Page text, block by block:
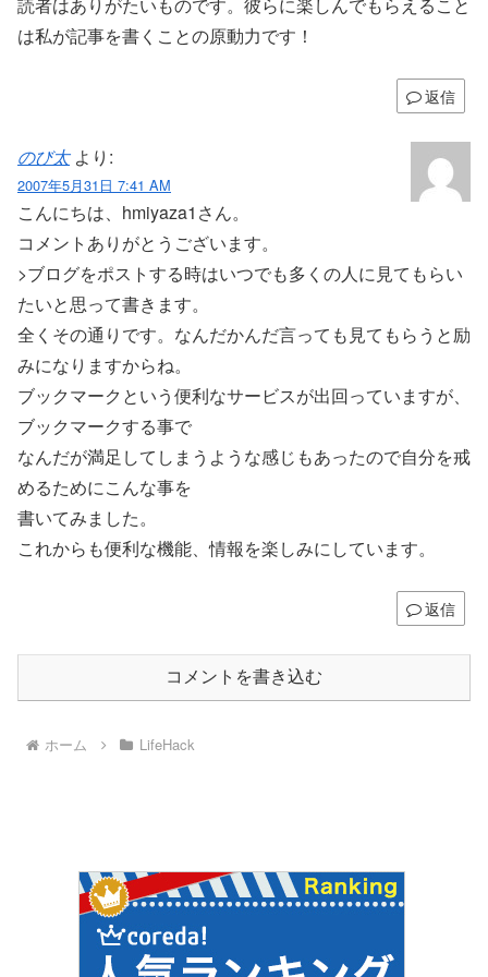
読者はありがたいものです。彼らに楽しんでもらえること
は私が記事を書くことの原動力です！
返信
のび太 より:
2007年5月31日 7:41 AM
こんにちは、hmiyaza1さん。
コメントありがとうございます。
>ブログをポストする時はいつでも多くの人に見てもらい
たいと思って書きます。
全くその通りです。なんだかんだ言っても見てもらうと励
みになりますからね。
ブックマークという便利なサービスが出回っていますが、
ブックマークする事で
なんだが満足してしまうような感じもあったので自分を戒
めるためにこんな事を
書いてみました。
これからも便利な機能、情報を楽しみにしています。
返信
コメントを書き込む
ホーム LifeHack